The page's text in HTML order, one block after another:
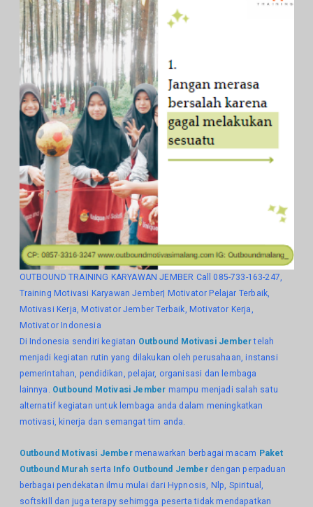
OUTBOUND TRAINING KARYAWAN JEMBER Call 085-733-163-247,
Training Motivasi Karyawan Jember| Motivator Pelajar Terbaik,
Motivasi Kerja, Motivator Jember Terbaik, Motivator Kerja,
Motivator Indonesia
Di Indonesia sendiri kegiatan Outbound Motivasi Jembertelah
menjadi kegiatan rutin yang dilakukan oleh perusahaan, instansi
pemerintahan, pendidikan, pelajar, organisasi dan lembaga
lainnya. Outbound Motivasi Jember mampu menjadi salah satu
alternatif kegiatan untuk lembaga anda dalam meningkatkan
motivasi, kinerja dan semangat tim anda.
Outbound Motivasi Jembermenawarkan berbagai macam Paket
Outbound Murahserta Info Outbound Jemberdengan perpaduan
berbagai pendekatan ilmu mulai dari Hypnosis, Nlp, Spiritual,
softskill dan juga terapy sehimgga peserta tidak mendapatkan